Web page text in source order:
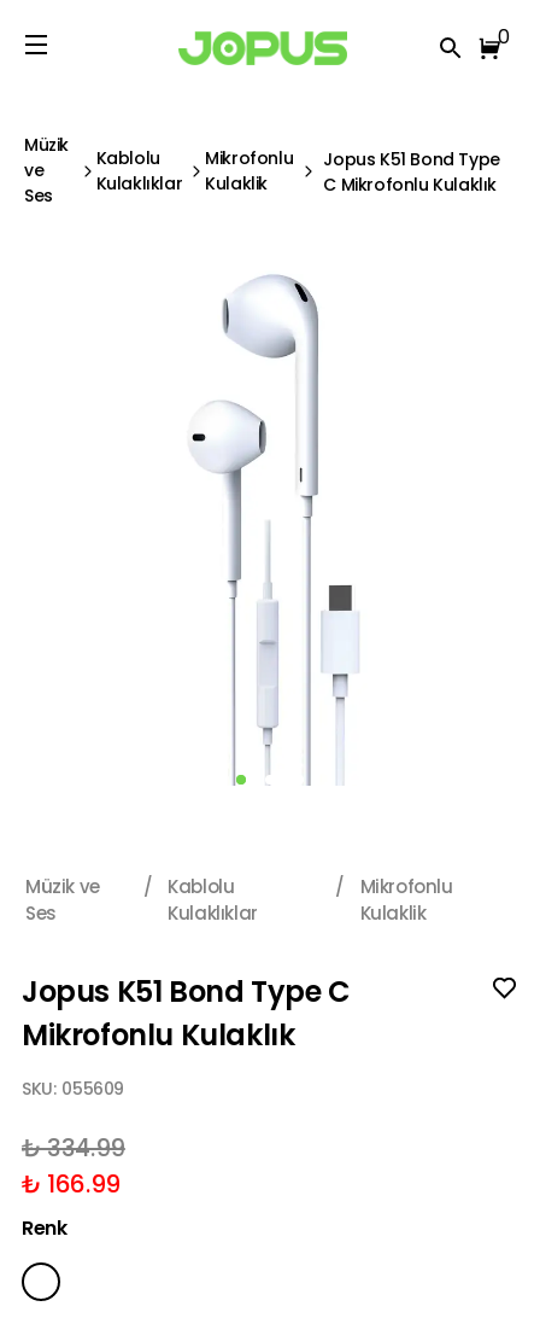
0
Müzik
ve
Ses
Kablolu
Kulaklıklar
Mikrofonlu
Kulaklik
Jopus K51 Bond Type
C Mikrofonlu Kulaklık
Müzik ve
Ses
/
Kablolu
Kulaklıklar
/
Mikrofonlu
Kulaklik
Jopus K51 Bond Type C
Mikrofonlu Kulaklık
SKU: 055609
₺ 334.99
₺ 166.99
Renk